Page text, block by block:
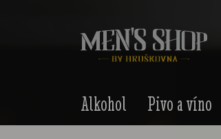
Alkohol Pivo a víno